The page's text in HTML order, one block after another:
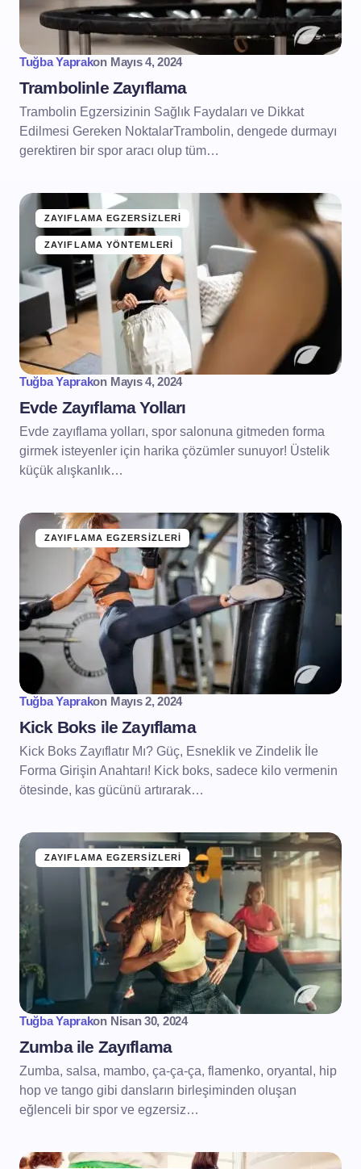
Tuğba Yaprakon Mayıs 4, 2024
Trambolinle Zayıflama
Trambolin Egzersizinin Sağlık Faydaları ve Dikkat
Edilmesi Gereken NoktalarTrambolin, dengede durmayı
gerektiren bir spor aracı olup tüm…
ZAYIFLAMA EGZERSIZLERI
ZAYIFLAMA YÖNTEMLERI
Tuğba Yaprakon Mayıs 4, 2024
Evde Zayıflama Yolları
Evde zayıflama yolları, spor salonuna gitmeden forma
girmek isteyenler için harika çözümler sunuyor! Üstelik
küçük alışkanlık…
ZAYIFLAMA EGZERSIZLERI
Tuğba Yaprakon Mayıs 2, 2024
Kick Boks ile Zayıflama
Kick Boks Zayıflatır Mı? Güç, Esneklik ve Zindelik İle
Forma Girişin Anahtarı! Kick boks, sadece kilo vermenin
ötesinde, kas gücünü artırarak…
ZAYIFLAMA EGZERSIZLERI
Tuğba Yaprakon Nisan 30, 2024
Zumba ile Zayıflama
Zumba, salsa, mambo, ça-ça-ça, flamenko, oryantal, hip
hop ve tango gibi dansların birleşiminden oluşan
eğlenceli bir spor ve egzersiz…